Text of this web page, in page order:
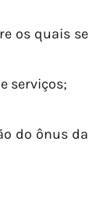
os quais se
serviços;
do ônus da